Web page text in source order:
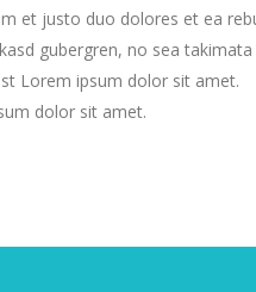
et justo duo dolores et ea
gubergren, no sea takimata
Lorem ipsum dolor sit amet.
dolor sit amet.